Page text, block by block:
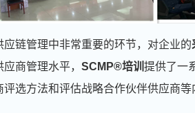
链管理中非常重要的环节，对企业的
商管理水平， SCMP®培训 提供了一
选方法和评估战略合作伙伴供应商等